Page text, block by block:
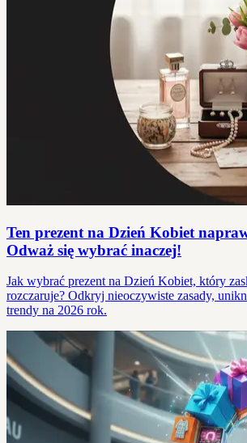
Ten prezent na Dzień Kobiet
Odważ się wybrać inaczej!
Jak wybrać prezent na Dzień Kobiet, który
rozczaruje? Odkryj nieoczywiste zasady,
trendy na 2026 rok.